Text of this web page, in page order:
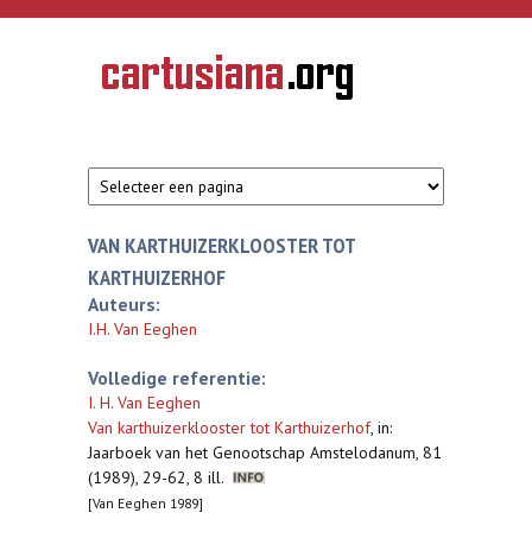
Overslaan en naar de inhoud gaan
CARTUSIANA
Geschiedenis
van de
VAN KARTHUIZERKLOOSTER TOT
KARTHUIZERHOF
Auteurs:
I.H. Van Eeghen
Volledige referentie:
I. H. Van Eeghen
Van karthuizerklooster tot Karthuizerhof, in:
Jaarboek van het Genootschap Amstelodanum, 81
(1989), 29-62, 8 ill.
[Van Eeghen 1989]